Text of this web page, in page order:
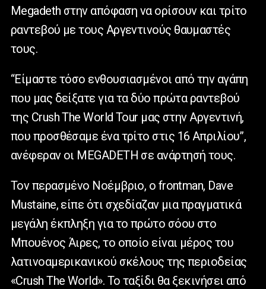
Megadeth στην απόφαση να ορίσουν και τρίτο
ραντεβού με τους Αργεντινούς θαυμαστές
τους.
“Είμαστε τόσο ενθουσιασμένοι από την αγάπη
που μας δείξατε για τα δύο πρώτα ραντεβού
της Crush The World Tour μας στην Αργεντινή,
που προσθέσαμε ένα τρίτο στις 16 Απριλίου”,
ανέφεραν οι MEGADETH σε ανάρτησή τους.
Τον περασμένο Νοέμβριο, ο frontman, Dave
Mustaine, είπε ότι σχεδίαζαν μια πραγματικά
μεγάλη έκπληξη για το πρώτο σόου στο
Μπουένος Άιρες, το οποίο είναι μέρος του
λατινοαμερικανικού σκέλους της περιοδείας
«Crush The World». Το ταξίδι θα ξεκινήσει από